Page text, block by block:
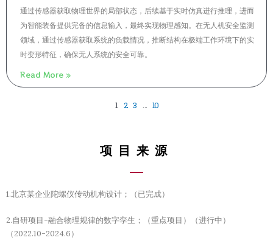
通过传感器获取物理世界的局部状态，后续基于实时仿真进行推理，进而
为智能装备提供完备的信息输入，最终实现物理感知。在无人机安全监测
领域，通过传感器获取系统的负载情况，推断结构在极端工作环境下的实
时变形特征，确保无人系统的安全可靠。
Read More »
1 2 3 … 10
项目来源
1.北京某企业陀螺仪传动机构设计；（已完成）
2.自研项目-融合物理规律的数字孪生；（重点项目）（进行中）
（2022.10-2024.6）